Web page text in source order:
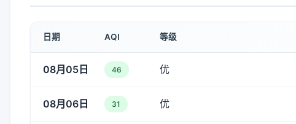
日期 AQI 等级
08月05日 46 优
08月06日 31 优